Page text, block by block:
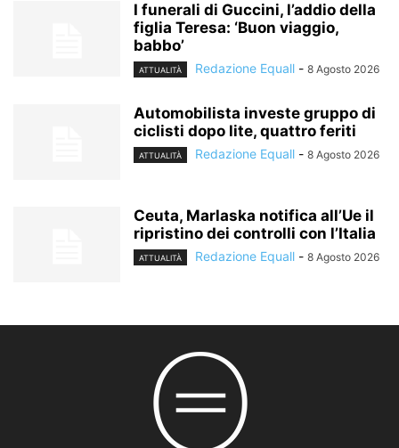
I funerali di Guccini, l’addio della
figlia Teresa: ‘Buon viaggio,
babbo’
ATTUALITÀ Redazione Equall - 8 Agosto 2026
Automobilista investe gruppo di
ciclisti dopo lite, quattro feriti
ATTUALITÀ Redazione Equall - 8 Agosto 2026
Ceuta, Marlaska notifica all’Ue il
ripristino dei controlli con l’Italia
ATTUALITÀ Redazione Equall - 8 Agosto 2026